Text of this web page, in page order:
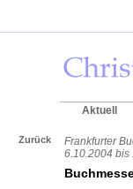
Aktuell
Zurück
Frankfurter
6.10.2004 bis